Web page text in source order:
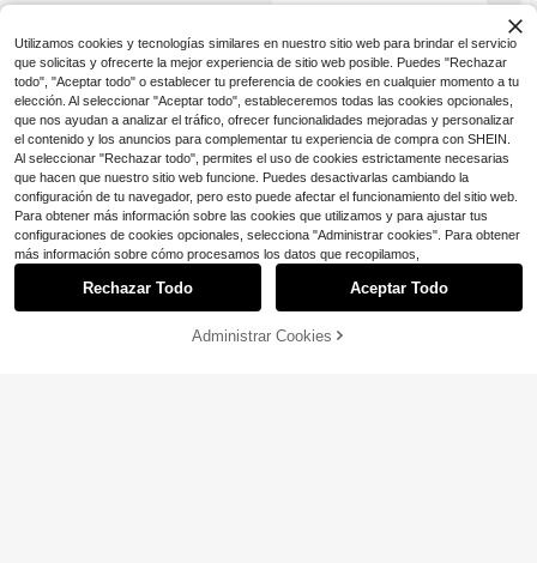
a al colegio, vacaciones de verano,
primavera, Día de San Valentín, cita
s. Vestido rojo de rosas, vestido ajus
tado para figura de reloj de arena
¡19% DE DESCUENTO!
Utilizamos cookies y tecnologías similares en nuestro sitio web para brindar el servicio
que solicitas y ofrecerte la mejor experiencia de sitio web posible. Puedes "Rechazar
todo", "Aceptar todo" o establecer tu preferencia de cookies en cualquier momento a tu
elección. Al seleccionar "Aceptar todo", estableceremos todas las cookies opcionales,
que nos ayudan a analizar el tráfico, ofrecer funcionalidades mejoradas y personalizar
el contenido y los anuncios para complementar tu experiencia de compra con SHEIN.
Al seleccionar "Rechazar todo", permites el uso de cookies estrictamente necesarias
que hacen que nuestro sitio web funcione. Puedes desactivarlas cambiando la
configuración de tu navegador, pero esto puede afectar el funcionamiento del sitio web.
Para obtener más información sobre las cookies que utilizamos y para ajustar tus
configuraciones de cookies opcionales, selecciona "Administrar cookies". Para obtener
más información sobre cómo procesamos los datos que recopilamos,
Rechazar Todo Aceptar Todo
Administrar Cookies